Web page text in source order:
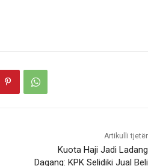
Artikulli tjetër
Kuota Haji Jadi Ladang
Dagang: KPK Selidiki Jual Beli